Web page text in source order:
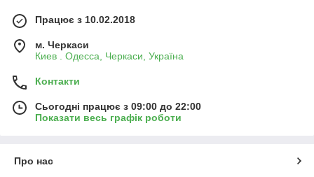
Працює з 10.02.2018
м. Черкаси
Киев . Одесса, Черкаси, Україна
Контакти
Сьогодні працює з 09:00 до 22:00
Показати весь графік роботи
Про нас